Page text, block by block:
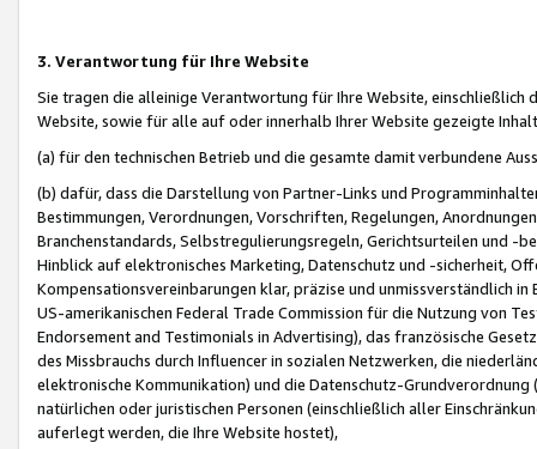
3. Verantwortung für Ihre Website
Sie tragen die alleinige Verantwortung für Ihre Website,
Website, sowie für alle auf oder innerhalb Ihrer Website gezeigte
(a) für den technischen Betrieb und die gesamte damit verbundene
(b) dafür, dass die Darstellung von Partner-Links und
Bestimmungen, Verordnungen, Vorschriften, Regelungen,
Branchenstandards, Selbstregulierungsregeln, Gerichtsurteilen und -
Hinblick auf elektronisches Marketing, Datenschutz und -sicherheit,
Kompensationsvereinbarungen klar, präzise und unmissverständlich
US-amerikanischen Federal Trade Commission für die Nutzung von
Endorsement and Testimonials in Advertising), das französische
des Missbrauchs durch Influencer in sozialen Netzwerken, die
elektronische Kommunikation) und die Datenschutz-
natürlichen oder juristischen Personen (einschließlich aller
auferlegt werden, die Ihre Website hostet),